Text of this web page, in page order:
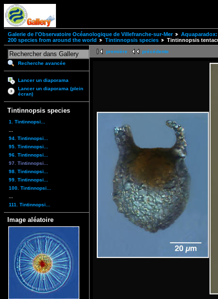
Galerie de l'Observatoire Océanologique de Villefranche-sur-Mer
200 species from around the world
Tintinnopsis species Tintinnopsis
Recherche avancée
Lancer un diaporama
Lancer un diaporama (plein
écran)
Tintinnopsis species
1. Tintinnopsi...
94. Tintinnopsi...
95. Tintinnopsi...
96. Tintinnopsi...
97. Tintinnopsi...
98. Tintinnopsi...
99. Tintinnopsi...
100. Tintinnopsi...
111. Tintinnopsi...
Image aléatoire
première précédente